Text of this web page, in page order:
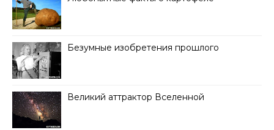
Безумные изобретения прошлого
Великий аттрактор Вселенной